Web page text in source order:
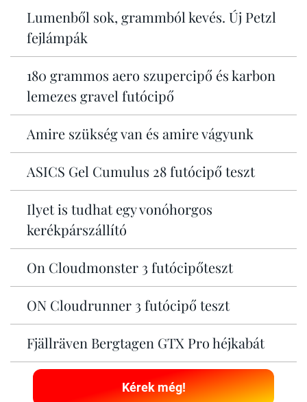
Lumenből sok, grammból kevés. Új Petzl
fejlámpák
180 grammos aero szupercipő és karbon
lemezes gravel futócipő
Amire szükség van és amire vágyunk
ASICS Gel Cumulus 28 futócipő teszt
Ilyet is tudhat egy vonóhorgos
kerékpárszállító
On Cloudmonster 3 futócipőteszt
ON Cloudrunner 3 futócipő teszt
Fjällräven Bergtagen GTX Pro héjkabát
Kérek még!